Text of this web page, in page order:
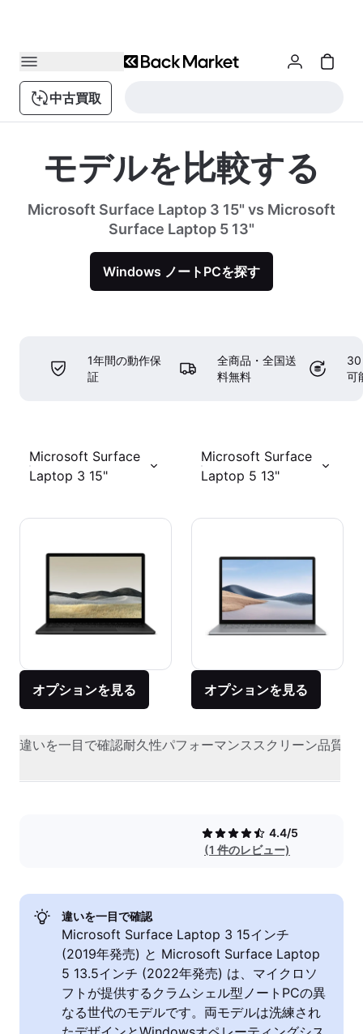
中古買取
モデルを比較する
Microsoft Surface Laptop 3 15" vs Microsoft
Surface Laptop 5 13"
Windows ノートPCを探す
1年間の動作保
証
全商品・全国送
料無料
30
可
Microsoft Surface
Laptop 3 15"
Microsoft Surface
Laptop 5 13"
オプションを見る オプションを見る
違いを一目で確認耐久性パフォーマンススクリーン品質
4.4/5
(1 件のレビュー)
違いを一目で確認
Microsoft Surface Laptop 3 15インチ
(2019年発売) と Microsoft Surface Laptop
5 13.5インチ (2022年発売) は、マイクロソ
フトが提供するクラムシェル型ノートPCの異
なる世代のモデルです。両モデルは洗練され